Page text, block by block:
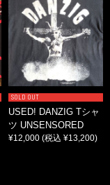
SOLD OUT
USED! DANZIG Tシャ
ツ UNSENSORED
¥12,000 (税込 ¥13,200)